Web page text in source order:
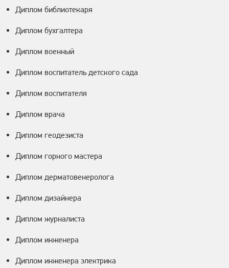
Диплом библиотекаря
Диплом бухгалтера
Диплом военный
Диплом воспитатель детского сада
Диплом воспитателя
Диплом врача
Диплом геодезиста
Диплом горного мастера
Диплом дерматовенеролога
Диплом дизайнера
Диплом журналиста
Диплом инженера
Диплом инженера электрика